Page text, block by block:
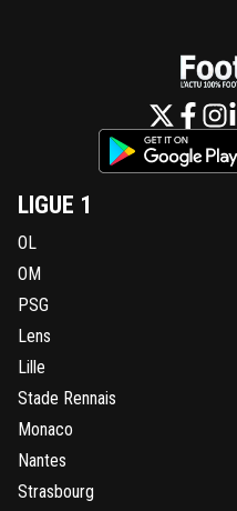
LIGUE 1
OL
OM
PSG
Lens
Lille
Stade Rennais
Monaco
Nantes
Strasbourg